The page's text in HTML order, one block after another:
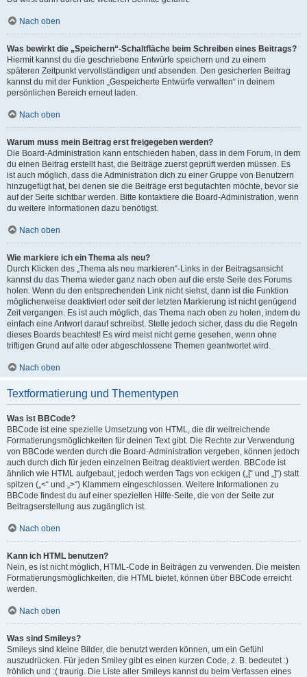
Nach oben
Was bewirkt die „Speichern“-Schaltfläche beim Schreiben eines Beitrags?
Hiermit kannst du die geschriebene Entwürfe speichern und zu einem
späteren Zeitpunkt vervollständigen und absenden. Den gesicherten Beitrag
kannst du mit der Funktion „Gespeicherte Entwürfe verwalten“ in deinem
persönlichen Bereich erneut laden.
Nach oben
Warum muss mein Beitrag erst freigegeben werden?
Die Board-Administration kann entschieden haben, dass in dem Forum, in dem
du einen Beitrag erstellt hast, die Beiträge zuerst geprüft werden müssen. Es
ist auch möglich, dass die Administration dich zu einer Gruppe von Benutzern
hinzugefügt hat, bei denen sie die Beiträge erst begutachten möchte, bevor sie
auf der Seite sichtbar werden. Bitte kontaktiere die Board-Administration, wenn
du weitere Informationen dazu benötigst.
Nach oben
Wie markiere ich ein Thema als neu?
Durch Klicken des „Thema als neu markieren“-Links in der Beitragsansicht
kannst du das Thema wieder ganz nach oben auf die erste Seite des Forums
holen. Wenn du den entsprechenden Link nicht siehst, dann ist die Funktion
möglicherweise deaktiviert oder seit der letzten Markierung ist nicht genügend
Zeit vergangen. Es ist auch möglich, das Thema nach oben zu holen, indem du
einfach eine Antwort darauf schreibst. Stelle jedoch sicher, dass du die Regeln
dieses Boards beachtest! Es wird meist nicht gerne gesehen, wenn ohne
triftigen Grund auf alte oder abgeschlossene Themen geantwortet wird.
Nach oben
Textformatierung und Thementypen
Was ist BBCode?
BBCode ist eine spezielle Umsetzung von HTML, die dir weitreichende
Formatierungsmöglichkeiten für deinen Text gibt. Die Rechte zur Verwendung
von BBCode werden durch die Board-Administration vergeben, können jedoch
auch durch dich für jeden einzelnen Beitrag deaktiviert werden. BBCode ist
ähnlich wie HTML aufgebaut, jedoch werden Tags von eckigen („[“ und „]“) statt
spitzen („<“ und „>“) Klammern eingeschlossen. Weitere Informationen zu
BBCode findest du auf einer speziellen Hilfe-Seite, die von der Seite zur
Beitragserstellung aus zugänglich ist.
Nach oben
Kann ich HTML benutzen?
Nein, es ist nicht möglich, HTML-Code in Beiträgen zu verwenden. Die meisten
Formatierungsmöglichkeiten, die HTML bietet, können über BBCode erreicht
werden.
Nach oben
Was sind Smileys?
Smileys sind kleine Bilder, die benutzt werden können, um ein Gefühl
auszudrücken. Für jeden Smiley gibt es einen kurzen Code, z. B. bedeutet :)
fröhlich und :( traurig. Die Liste aller Smileys kannst du beim Verfassen eines